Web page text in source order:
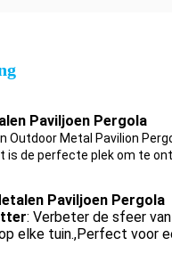
Paviljoen Pergola
Outdoor Metal Pavilion
is de perfecte plek om te
Paviljoen Pergola
: Verbeter de sfeer
elke tuin.,Perfect voor